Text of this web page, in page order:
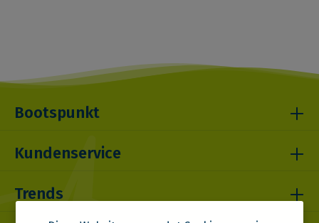
Bootspunkt
Kundenservice
Trends